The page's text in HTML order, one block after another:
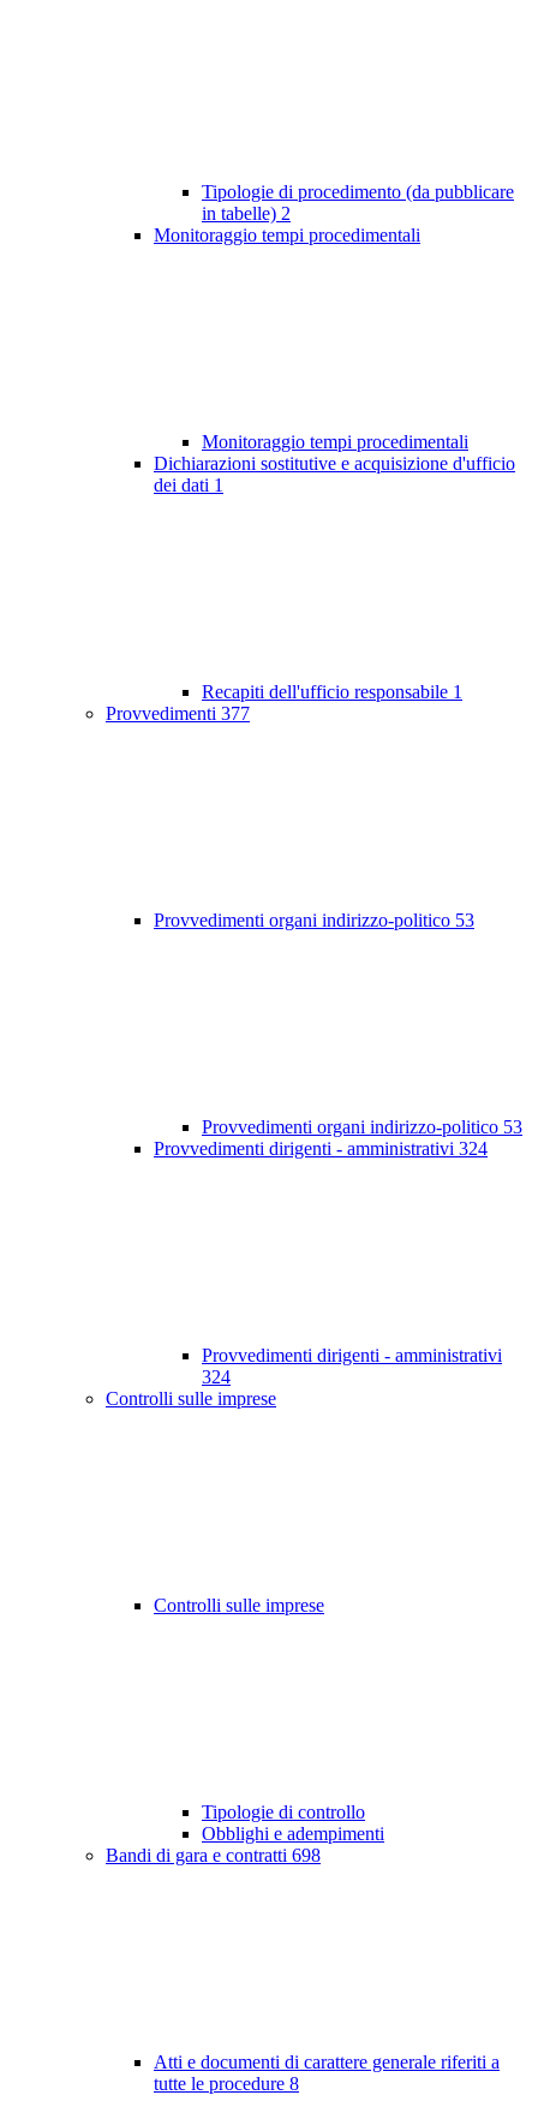
Tipologie di procedimento (da pubblicare
in tabelle) 2
Monitoraggio tempi procedimentali
Monitoraggio tempi procedimentali
Dichiarazioni sostitutive e acquisizione d'ufficio
dei dati 1
Recapiti dell'ufficio responsabile 1
Provvedimenti 377
Provvedimenti organi indirizzo-politico 53
Provvedimenti organi indirizzo-politico 53
Provvedimenti dirigenti - amministrativi 324
Provvedimenti dirigenti - amministrativi
324
Controlli sulle imprese
Controlli sulle imprese
Tipologie di controllo
Obblighi e adempimenti
Bandi di gara e contratti 698
Atti e documenti di carattere generale riferiti a
tutte le procedure 8